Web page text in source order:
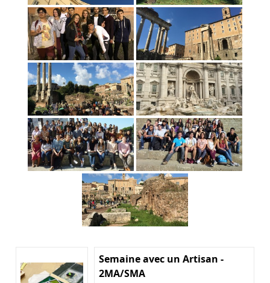
Semaine avec un Artisan -
2MA/SMA